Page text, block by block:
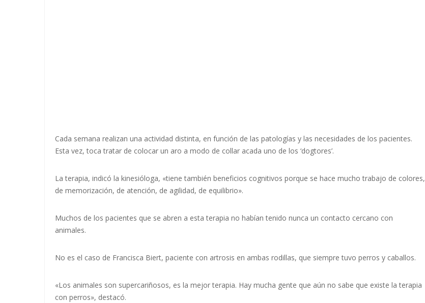
Cada semana realizan una actividad distinta, en función de las patologías y las necesidades de los pacientes.
Esta vez, toca tratar de colocar un aro a modo de collar acada uno de los ‘dogtores’.
La terapia, indicó la kinesióloga, «tiene también beneficios cognitivos porque se hace mucho trabajo de colores,
de memorización, de atención, de agilidad, de equilibrio».
Muchos de los pacientes que se abren a esta terapia no habían tenido nunca un contacto cercano con
animales.
No es el caso de Francisca Biert, paciente con artrosis en ambas rodillas, que siempre tuvo perros y caballos.
«Los animales son supercariñosos, es la mejor terapia. Hay mucha gente que aún no sabe que existe la terapia
con perros», destacó.